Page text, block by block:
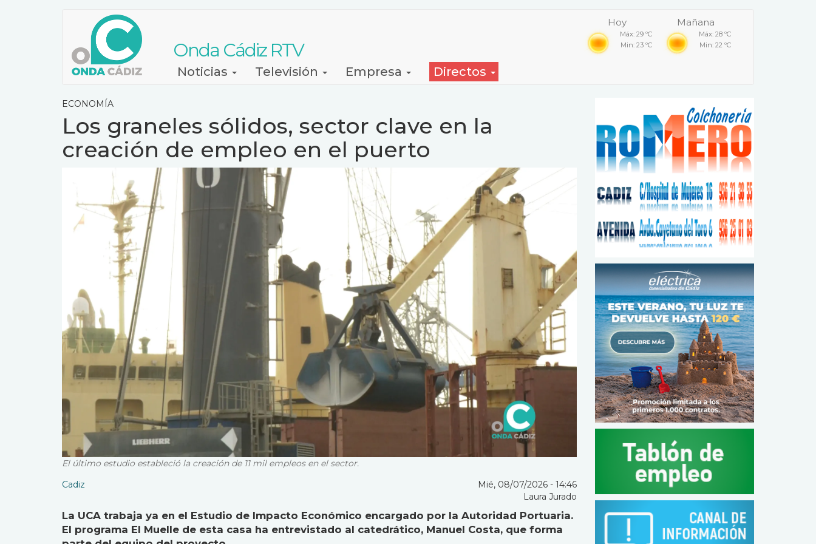
Onda Cádiz RTV
Hoy
Máx: 29 ºC
Min: 23 ºC
Mañana
Máx: 28 ºC
Min: 22 ºC
NavegaciónNoticias Televisión Empresa Directos
ECONOMÍA
Los graneles sólidos, sector clave en la
creación de empleo en el puerto
El último estudio estableció la creación de 11 mil empleos en el sector.
Cadiz
Mié, 08/07/2026 - 14:46
Laura Jurado
La UCA trabaja ya en el Estudio de Impacto Económico encargado por la Autoridad Portuaria.
El programa El Muelle de esta casa ha entrevistado al catedrático, Manuel Costa, que forma